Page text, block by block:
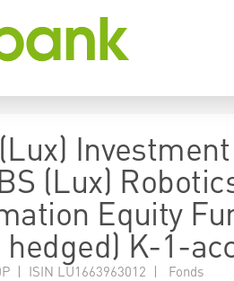
Investment
(Lux)
Equity
hedged) K-1-
| ISIN LU1663963012 | Fonds